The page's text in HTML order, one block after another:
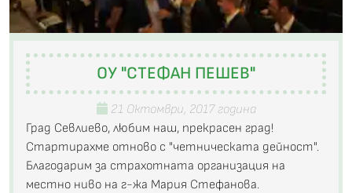
ОУ "СТЕФАН ПЕШЕВ"
21 Октомври, 2017 година
Град Севлиево, любим наш, прекрасен град!
Стартирахме отново с "четническата дейност".
Благодарим за страхотната организация на
местно ниво на г-жа Мария Стефанова.